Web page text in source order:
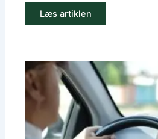
Læs artiklen